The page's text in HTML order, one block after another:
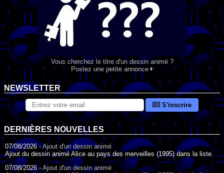
Vous cherchez le titre d'un dessin animé ?
Postez une petite annonce
NEWSLETTER
S'inscrire
DERNIÈRES NOUVELLES
07/08/2026 -Ajout d'un dessin animé
Ajout du dessin animé Alice au pays des merveilles (1995) dans la liste.
07/08/2026 -Ajout d'un dessin animé